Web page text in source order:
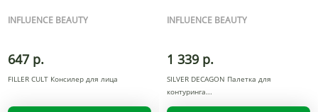
INFLUENCE BEAUTY
647 р.
FILLER CULT Консилер для лица
INFLUENCE BEAUTY
1 339 р.
SILVER DECAGON Палетка для
контуринга